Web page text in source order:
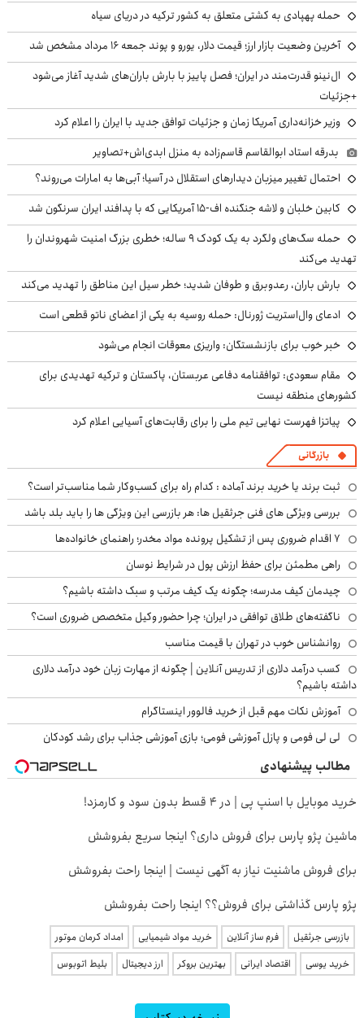
حمله پهپادی به کشتی متعلق به کشور ترکیه در دریای سیاه
آخرین وضعیت بازار ارز؛ قیمت دلار، یورو و پوند جمعه ۱۶ مرداد مشخص شد
ال‌نینو قدرت‌مند در ایران؛ فصل پاییز با بارش باران‌های شدید آغاز می‌شود
+جزئیات
وزیر خزانه‌داری آمریکا زمان و جزئیات توافق جدید با ایران را اعلام کرد
بدرقه استاد ابوالقاسم قاسم‌زاده به منزل ابدی‌اش+تصاویر
احتمال تغییر میزبان دیدارهای استقلال در آسیا؛ آبی‌ها به امارات می‌روند؟
کابین خلبان و لاشه جنگنده اف-۱۵ آمریکایی که با پدافند ایران سرنگون شد
حمله سگ‌های ولگرد به یک کودک ۹ ساله؛ خطری بزرگ امنیت شهروندان را
تهدید می‌کند
بارش باران، رعدوبرق و طوفان شدید؛ خطر سیل این مناطق را تهدید می‌کند
ادعای وال‌استریت ژورنال: حمله روسیه به یکی از اعضای ناتو قطعی است
خبر خوب برای بازنشستگان: واریزی معوقات انجام می‌شود
مقام سعودی: توافقنامه دفاعی عربستان، پاکستان و ترکیه تهدیدی برای
کشورهای منطقه نیست
پیاتزا فهرست نهایی تیم ملی را برای رقابت‌های آسیایی اعلام کرد
بازرگانی
ثبت برند یا خرید برند آماده : کدام راه برای کسب‌وکار شما مناسب‌تر است؟
بررسی ویژگی های فنی جرثقیل ها: هر بازرسی این ویژگی ها را باید بلد باشد
۷ اقدام ضروری پس از تشکیل پرونده مواد مخدر؛ راهنمای خانواده‌ها
راهی مطمئن برای حفظ ارزش پول در شرایط نوسان
چیدمان کیف مدرسه؛ چگونه یک کیف مرتب و سبک داشته باشیم؟
ناگفته‌های طلاق توافقی در ایران؛ چرا حضور وکیل متخصص ضروری است؟
روانشناس خوب در تهران با قیمت مناسب
کسب درآمد دلاری از تدریس آنلاین | چگونه از مهارت زبان خود درآمد دلاری
داشته باشیم؟
آموزش نکات مهم قبل از خرید فالوور اینستاگرام
لی لی فومی و پازل آموزشی فومی؛ بازی آموزشی جذاب برای رشد کودکان
مطالب پیشنهادی
خرید موبایل با اسنپ پی | در ۴ قسط بدون سود و کارمزد!
ماشین پژو پارس برای فروش داری؟ اینجا سریع بفروشش
برای فروش ماشنیت نیاز به آگهی نیست | اینجا راحت بفروشش
پژو پارس گذاشتی برای فروش؟؟ اینجا راحت بفروشش
بازرسی جرثقیل فرم ساز آنلاین خرید مواد شیمیایی
امداد کرمان موتور
خرید یوسی
اقتصاد ایرانی بهترین بروکر ارز دیجیتال بلیط اتوبوس